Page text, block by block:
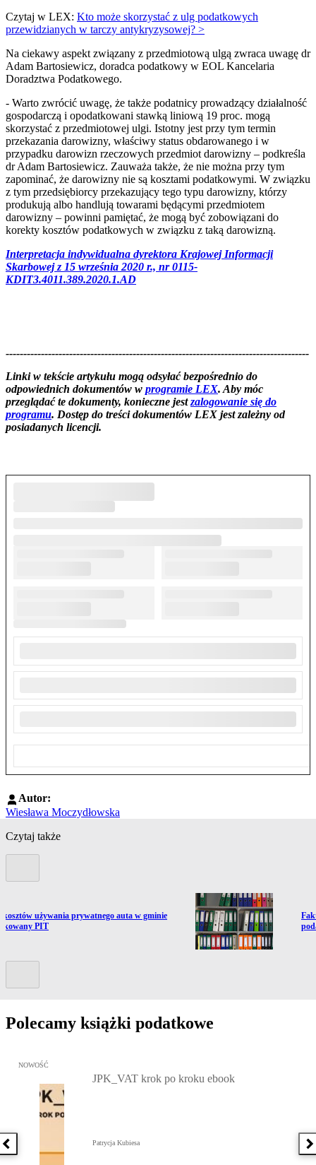
Czytaj w LEX: Kto może skorzystać z ulg podatkowych
przewidzianych w tarczy antykryzysowej? >
Na ciekawy aspekt związany z przedmiotową ulgą zwraca uwagę dr
Adam Bartosiewicz, doradca podatkowy w EOL Kancelaria
Doradztwa Podatkowego.
- Warto zwrócić uwagę, że także podatnicy prowadzący działalność
gospodarczą i opodatkowani stawką liniową 19 proc. mogą
skorzystać z przedmiotowej ulgi. Istotny jest przy tym termin
przekazania darowizny, właściwy status obdarowanego i w
przypadku darowizn rzeczowych przedmiot darowizny – podkreśla
dr Adam Bartosiewicz. Zauważa także, że nie można przy tym
zapominać, że darowizny nie są kosztami podatkowymi. W związku
z tym przedsiębiorcy przekazujący tego typu darowizny, którzy
produkują albo handlują towarami będącymi przedmiotem
darowizny – powinni pamiętać, że mogą być zobowiązani do
korekty kosztów podatkowych w związku z taką darowizną.
Interpretacja indywidualna dyrektora Krajowej Informacji
Skarbowej z 15 września 2020 r., nr 0115-
KDIT3.4011.389.2020.1.AD
--------------------------------------------------------------------------------------
Linki w tekście artykułu mogą odsyłać bezpośrednio do
odpowiednich dokumentów w programie LEX. Aby móc
przeglądać te dokumenty, konieczne jestzalogowanie się do
programu. Dostęp do treści dokumentów LEX jest zależny od
posiadanych licencji.
Autor:
Wiesława Moczydłowska
Czytaj także
do artykułu:używania prywatnego auta w gminie
PIT
Polecamy książki podatkowe
Poprzednia książka
Przejdź do: JPK_VAT krok po kroku ebook, Patrycja Kubiesa -
NOWOŚĆ
JPK_VAT krok po kroku ebook
Patrycja Kubiesa